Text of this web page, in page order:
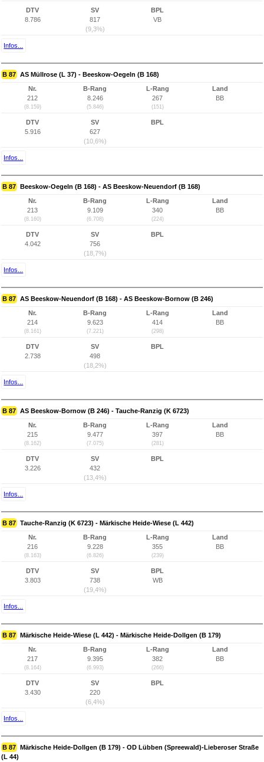
DTV
8.786
SV
817
(9,3%)
BPL
VB
Infos...
B 87 AS Müllrose (L 37) - Beeskow-Oegeln (B 168)
Nr.
212
(8.159)
B-Rang
8.246
(5.846)
L-Rang
267
(151)
Land
BB
DTV
5.916
SV
627
(10,6%)
BPL
Infos...
B 87 Beeskow-Oegeln (B 168) - AS Beeskow-Neuendorf (B 168)
Nr.
213
(8.160)
B-Rang
9.109
(6.708)
L-Rang
340
(224)
Land
BB
DTV
4.042
SV
756
(18,7%)
BPL
Infos...
B 87 AS Beeskow-Neuendorf (B 168) - AS Beeskow-Bornow (B 246)
Nr.
214
(8.161)
B-Rang
9.623
(7.221)
L-Rang
414
(298)
Land
BB
DTV
2.738
SV
498
(18,2%)
BPL
Infos...
B 87 AS Beeskow-Bornow (B 246) - Tauche-Ranzig (K 6723)
Nr.
215
(8.162)
B-Rang
9.477
(7.075)
L-Rang
397
(281)
Land
BB
DTV
3.226
SV
432
(13,4%)
BPL
Infos...
B 87 Tauche-Ranzig (K 6723) - Märkische Heide-Wiese (L 442)
Nr.
216
(8.163)
B-Rang
9.228
(6.826)
L-Rang
355
(239)
Land
BB
DTV
3.803
SV
738
(19,4%)
BPL
WB
Infos...
B 87 Märkische Heide-Wiese (L 442) - Märkische Heide-Dollgen (B 179)
Nr.
217
(8.164)
B-Rang
9.395
(6.993)
L-Rang
382
(266)
Land
BB
DTV
3.430
SV
220
(6,4%)
BPL
Infos...
B 87 Märkische Heide-Dollgen (B 179) - OD Lübben (Spreewald)-Lieberoser Straße
(L 44)